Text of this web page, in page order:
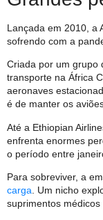
Lançada em 2010, a
sofrendo com a
Criada por um grupo
transporte na África
aeronaves
é de manter os
Até a Ethiopian
enfrenta enormes
o período entre
Para sobreviver, a
carga . Um nicho
suprimentos médicos